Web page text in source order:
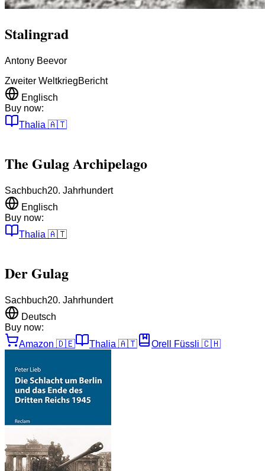
Stalingrad
Antony Beevor
Zweiter WeltkriegBericht
Englisch
Buy now:
Thalia 🇦🇹
The Gulag Archipelago
Sachbuch20. Jahrhundert
Englisch
Buy now:
Thalia 🇦🇹
Der Gulag
Sachbuch20. Jahrhundert
Deutsch
Buy now:
Amazon 🇩🇪 Thalia 🇦🇹 Orell Füssli 🇨🇭